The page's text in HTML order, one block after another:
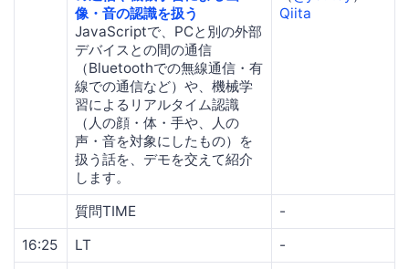
像・音の認識を扱う
JavaScriptで、PCと別の外部
デバイスとの間の通信
（Bluetoothでの無線通信・有
線での通信など）や、機械学
習によるリアルタイム認識
（人の顔・体・手や、人の
声・音を対象にしたもの）を
扱う話を、デモを交えて紹介
します。
Qiita
質問TIME
-
16:25
LT
-